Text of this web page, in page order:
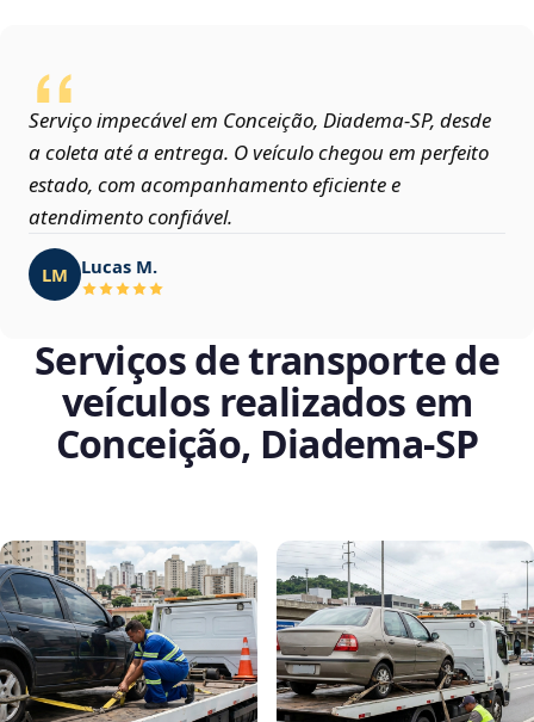
Serviço impecável em Conceição, Diadema‑SP, desde
a coleta até a entrega. O veículo chegou em perfeito
estado, com acompanhamento eficiente e
atendimento confiável.
LM Lucas M.
Serviços de transporte de
veículos realizados em
Conceição, Diadema‑SP